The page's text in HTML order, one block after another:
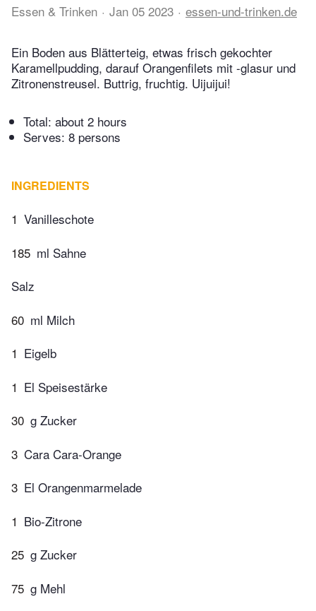
Essen & Trinken Jan 05 2023 essen-und-trinken.de
Ein Boden aus Blätterteig, etwas frisch gekochter
Karamellpudding, darauf Orangenfilets mit -glasur und
Zitronenstreusel. Buttrig, fruchtig. Uijuijui!
Total: about 2 hours
Serves: 8 persons
INGREDIENTS
1 Vanilleschote
185 ml Sahne
Salz
60 ml Milch
1 Eigelb
1 El Speisestärke
30 g Zucker
3 Cara Cara-Orange
3 El Orangenmarmelade
1 Bio-Zitrone
25 g Zucker
75 g Mehl